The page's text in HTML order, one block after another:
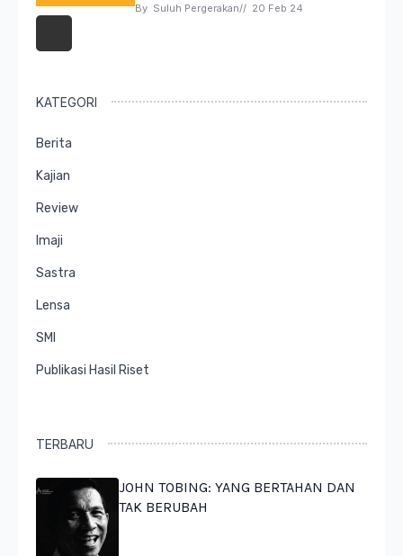
By Suluh Pergerakan// 20 Feb 24
KATEGORI
Berita
Kajian
Review
Imaji
Sastra
Lensa
SMI
Publikasi Hasil Riset
TERBARU
JOHN TOBING: YANG BERTAHAN DAN
TAK BERUBAH